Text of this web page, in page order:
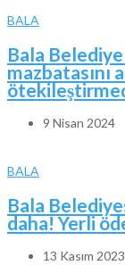
BALA
Bala
mazbatasını
9 Nisan 2024
BALA
Bala
daha! Yerli
13 Kasım 2023